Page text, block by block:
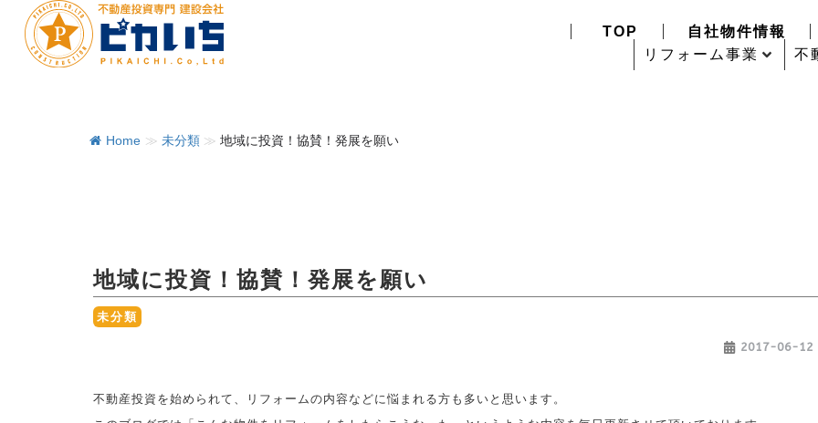
TOP
自社物件情報
リフォーム事業
不
Home ≫ 未分類 ≫ 地域に投資！協賛！発展を願い
地域に投資！協賛！発展を願い
未分類
2017-06-12
不動産投資を始められて、リフォームの内容などに悩まれる方も多いと思います。